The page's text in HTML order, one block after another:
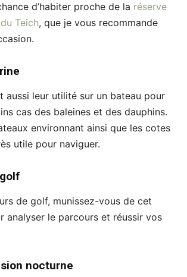
d’habiter proche de la réserve
Teich, que je vous recommande
aussi leur utilité sur un bateau pour
cas des baleines et des dauphins.
environnant ainsi que les cotes
utile pour naviguer.
de golf, munissez-vous de cet
analyser le parcours et réussir vos
nocturne